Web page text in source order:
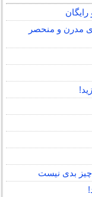
مدرن و منحصر
چیز بدی نیست